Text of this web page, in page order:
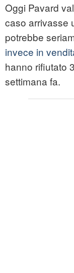
Oggi Pavard
caso arrivasse
potrebbe
invece in
hanno rifiutato
settimana fa.